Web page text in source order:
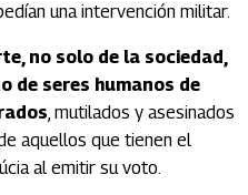
una intervención militar.
no solo de la sociedad,
de seres humanos de
, mutilados y asesinados
aquellos que tienen el
al emitir su voto.